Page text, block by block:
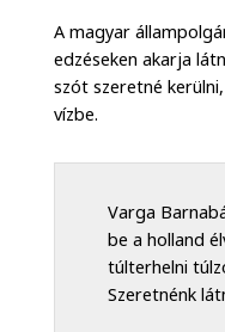
A magyar
edzéseken akarja
szót szeretné
vízbe.
Varga
be a holland
túlterhelni
Szeretnénk